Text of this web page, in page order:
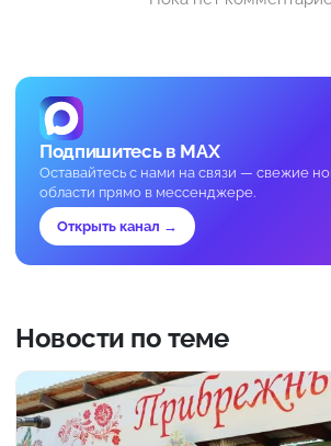
Подпишитесь в MAX
Оставайтесь с нами на связи — свежие
области прямо в мессенджере.
Открыть канал →
Новости по теме